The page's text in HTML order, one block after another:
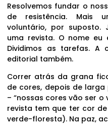
Resolvemos fundar o
de resistência. Mais
voluntário, por suposto.
uma revista. O nome eu
Dividimos as tarefas.
editorial também.
Correr atrás da grana
de cores, depois de
– “nossas cores vão ser
revista tem que ter cor
verde-floresta). Na paz,